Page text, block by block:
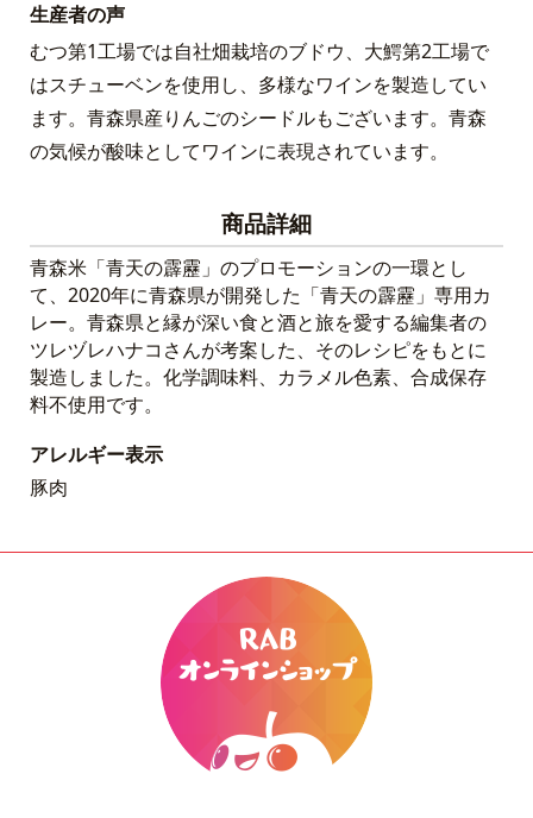
生産者の声
むつ第1工場では自社畑栽培のブドウ、大鰐第2工場で
はスチューベンを使用し、多様なワインを製造してい
ます。青森県産りんごのシードルもございます。青森
の気候が酸味としてワインに表現されています。
商品詳細
青森米「青天の霹靂」のプロモーションの一環とし
て、2020年に青森県が開発した「青天の霹靂」専用カ
レー。青森県と縁が深い食と酒と旅を愛する編集者の
ツレヅレハナコさんが考案した、そのレシピをもとに
製造しました。化学調味料、カラメル色素、合成保存
料不使用です。
アレルギー表示
豚肉